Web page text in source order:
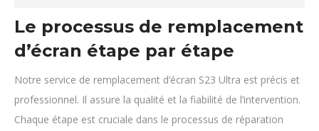
Le processus de remplacement
d’écran étape par étape
Notre service de remplacement d’écran S23 Ultra est précis et
professionnel. Il assure la qualité et la fiabilité de l’intervention.
Chaque étape est cruciale dans le processus de réparation